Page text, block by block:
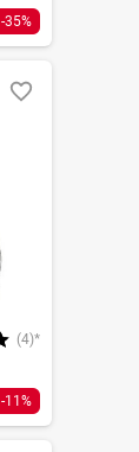
-35%
(4)*
-11%